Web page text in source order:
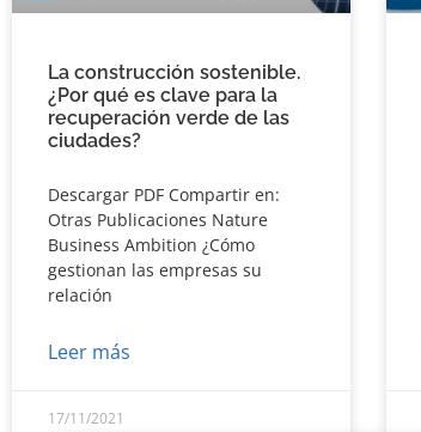
La construcción sostenible.
¿Por qué es clave para la
recuperación verde de las
ciudades?
Descargar PDF Compartir en:
Otras Publicaciones Nature
Business Ambition ¿Cómo
gestionan las empresas su
relación
Leer más
17/11/2021